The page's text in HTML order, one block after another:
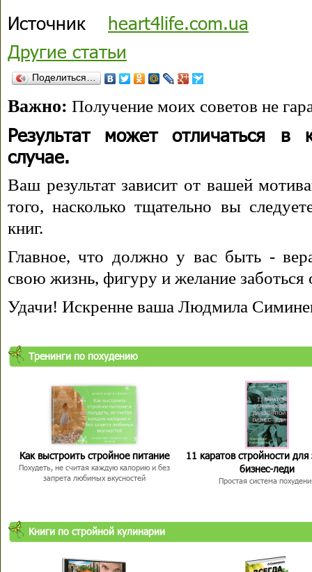
Источник heart4life.com.ua
Другие статьи
Поделиться…
Важно: Получение моих советов не
Результат может отличаться в
случае.
Ваш результат зависит от вашей
того, насколько тщательно вы
книг.
Главное, что должно у вас быть -
свою жизнь, фигуру и желание заботься
Удачи! Искренне ваша Людмила
Тренинги по похудению
Как выстроить стройное питание
Похудеть, не считая каждую калорию и без
запрета любимых вкусностей
11 каратов стройности для
бизнес-леди
Простая система
Книги по стройной кулинарии